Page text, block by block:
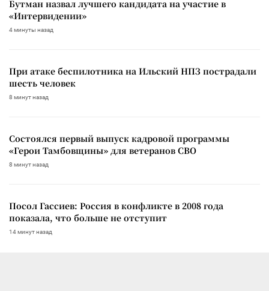
Бутман назвал лучшего кандидата на участие в
«Интервидении»
4 минуты назад
При атаке беспилотника на Ильский НПЗ пострадали
шесть человек
8 минут назад
Состоялся первый выпуск кадровой программы
«Герои Тамбовщины» для ветеранов СВО
8 минут назад
Посол Гассиев: Россия в конфликте в 2008 года
показала, что больше не отступит
14 минут назад